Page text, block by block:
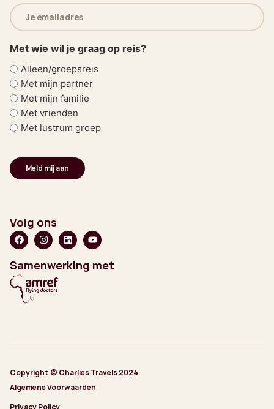
E-
mailadres
(Vereist)
Met wie wil je graag op reis?
Alleen/groepsreis
Met mijn partner
Met mijn familie
Met vrienden
Met lustrum groep
Volg ons
Samenwerking met
Copyright © Charlies Travels 2024
Algemene Voorwaarden
Privacy Policy